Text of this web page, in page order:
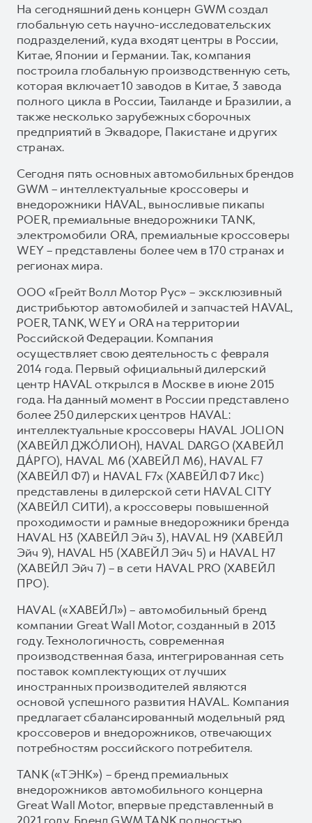
На сегодняшний день концерн GWM создал
глобальную сеть научно-исследовательских
подразделений, куда входят центры в России,
Китае, Японии и Германии. Так, компания
построила глобальную производственную сеть,
которая включает 10 заводов в Китае, 3 завода
полного цикла в России, Таиланде и Бразилии, а
также несколько зарубежных сборочных
предприятий в Эквадоре, Пакистане и других
странах.
Сегодня пять основных автомобильных брендов
GWM – интеллектуальные кроссоверы и
внедорожники HAVAL, выносливые пикапы
POER, премиальные внедорожники TANK,
электромобили ORA, премиальные кроссоверы
WEY – представлены более чем в 170 странах и
регионах мира.
ООО «Грейт Волл Мотор Рус» – эксклюзивный
дистрибьютор автомобилей и запчастей HAVAL,
POER, TANK, WEY и ORA на территории
Российской Федерации. Компания
осуществляет свою деятельность с февраля
2014 года. Первый официальный дилерский
центр HAVAL открылся в Москве в июне 2015
года. На данный момент в России представлено
более 250 дилерских центров HAVAL:
интеллектуальные кроссоверы HAVAL JOLION
(ХАВЕЙЛ ДЖО́ЛИОН), HAVAL DARGO (ХАВЕЙЛ
ДА́РГО), HAVAL М6 (ХАВЕЙЛ M6), HAVAL F7
(ХАВЕЙЛ Ф7) и HAVAL F7x (ХАВЕЙЛ Ф7 Икс)
представлены в дилерской сети HAVAL CITY
(ХАВЕЙЛ СИТИ), а кроссоверы повышенной
проходимости и рамные внедорожники бренда
HAVAL H3 (ХАВЕЙЛ Эйч 3), HAVAL H9 (ХАВЕЙЛ
Эйч 9), HAVAL H5 (ХАВЕЙЛ Эйч 5) и HAVAL H7
(ХАВЕЙЛ Эйч 7) – в сети HAVAL PRO (ХАВЕЙЛ
ПРО).
HAVAL («ХАВЕЙЛ») – автомобильный бренд
компании Great Wall Motor, созданный в 2013
году. Технологичность, современная
производственная база, интегрированная сеть
поставок комплектующих от лучших
иностранных производителей являются
основой успешного развития HAVAL. Компания
предлагает сбалансированный модельный ряд
кроссоверов и внедорожников, отвечающих
потребностям российского потребителя.
TANK («ТЭНК») – бренд премиальных
внедорожников автомобильного концерна
Great Wall Motor, впервые представленный в